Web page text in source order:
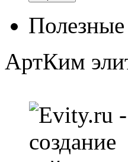
Полезные
АртКим